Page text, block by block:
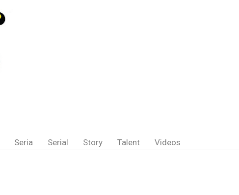
Seria Serial Story Talent Videos